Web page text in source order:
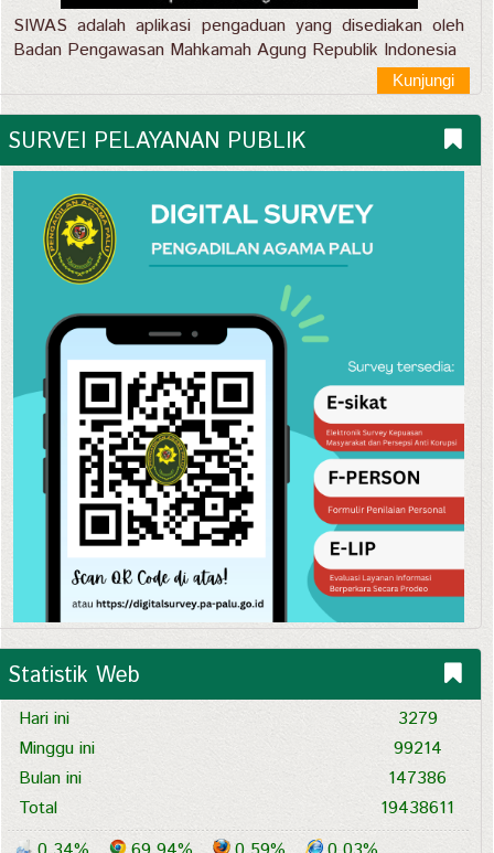
SIWAS adalah aplikasi pengaduan yang disediakan oleh
Badan Pengawasan Mahkamah Agung Republik Indonesia
Kunjungi
SURVEI PELAYANAN PUBLIK
Statistik Web
Hari ini
Minggu ini
Bulan ini
Total
3279
99214
147386
19438611